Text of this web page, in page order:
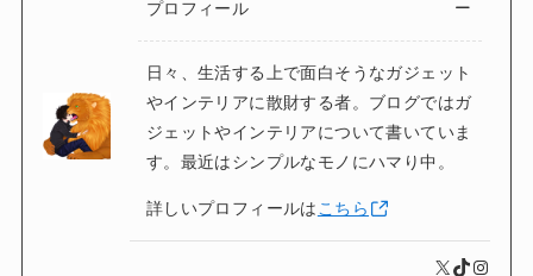
プロフィール
日々、生活する上で面白そうなガジェット
やインテリアに散財する者。ブログではガ
ジェットやインテリアについて書いていま
す。最近はシンプルなモノにハマり中。
詳しいプロフィールは こちら
X TikTok Instagram